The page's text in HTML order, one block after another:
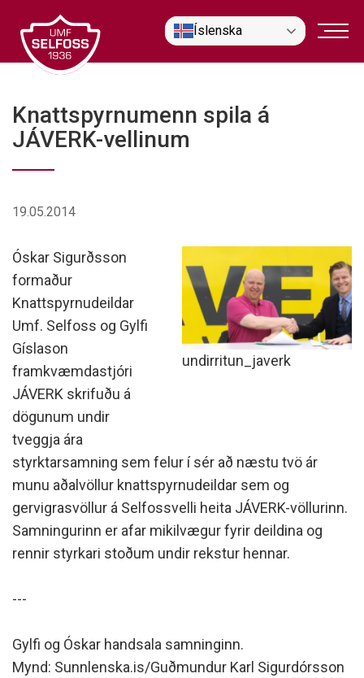
efni
Íslenska
Knattspyrnumenn spila á
JÁVERK-vellinum
19.05.2014
undirritun_javerk
Óskar Sigurðsson
formaður
Knattspyrnudeildar
Umf. Selfoss og Gylfi
Gíslason
framkvæmdastjóri
JÁVERK skrifuðu á
dögunum undir
tveggja ára
styrktarsamning sem felur í sér að næstu tvö ár
munu aðalvöllur knattspyrnudeildar sem og
gervigrasvöllur á Selfossvelli heita JÁVERK-völlurinn.
Samningurinn er afar mikilvægur fyrir deildina og
rennir styrkari stoðum undir rekstur hennar.
---
Gylfi og Óskar handsala samninginn.
Mynd: Sunnlenska.is/Guðmundur Karl Sigurdórsson